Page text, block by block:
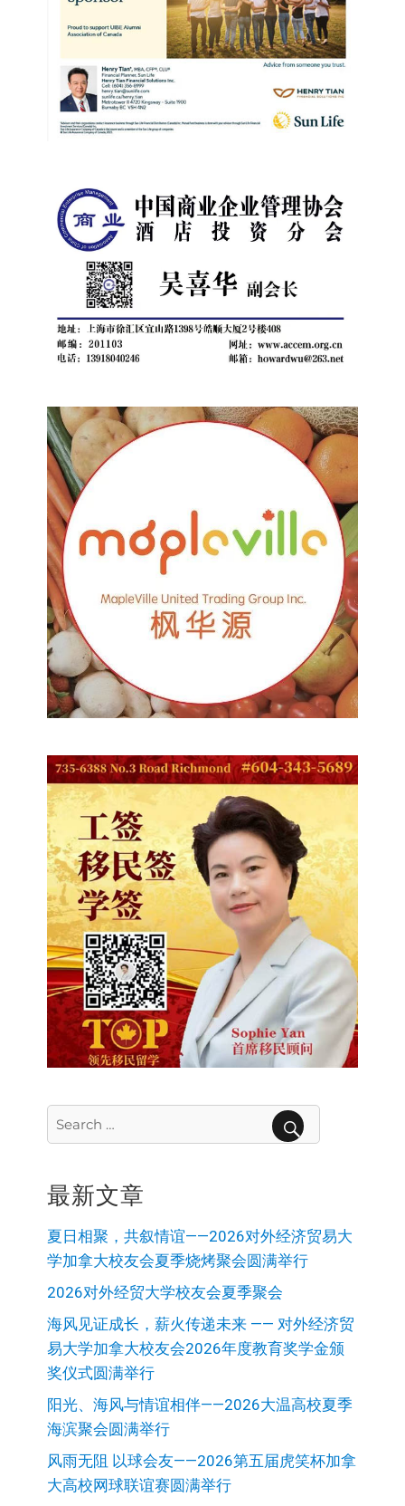
for:
最新文章
夏日相聚，共叙情谊——2026对外经济贸易大
学加拿大校友会夏季烧烤聚会圆满举行
2026对外经贸大学校友会夏季聚会
海风见证成长，薪火传递未来 —— 对外经济贸
易大学加拿大校友会2026年度教育奖学金颁
奖仪式圆满举行
阳光、海风与情谊相伴——2026大温高校夏季
海滨聚会圆满举行
风雨无阻 以球会友——2026第五届虎笑杯加拿
大高校网球联谊赛圆满举行